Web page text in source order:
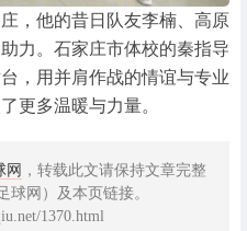
，他的昔日队友李楠、高原
力。石家庄市体校的秦指导
，用并肩作战的情谊与专业
更多温暖与力量。
网
，转载此文请保持文章完整
球网）及本页链接。
1370.html